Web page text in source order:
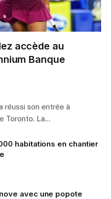
accède au
Banque
réussi son entrée à
Toronto. La…
habitations en chantier
avec une popote